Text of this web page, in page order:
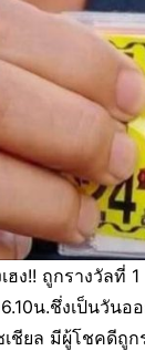
!! ถูกรางวัลที่ 1
น.ชึ่งเป็นวัน
ชียล มีผู้โชคดีถู